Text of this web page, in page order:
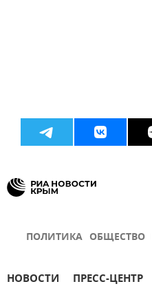
ПОЛИТИКА ОБЩЕСТВО
НОВОСТИ ПРЕСС-ЦЕНТР